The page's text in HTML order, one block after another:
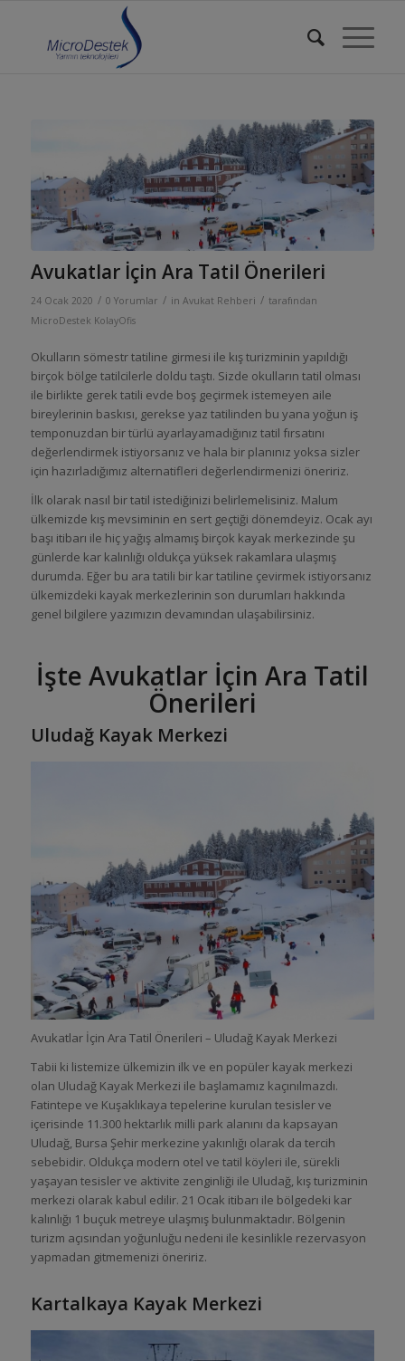
Avukatlar İçin Ara Tatil Önerileri
24 Ocak 2020 / 0 Yorumlar / in Avukat Rehberi / tarafından
MicroDestek KolayOfis
Okulların sömestr tatiline girmesi ile kış turizminin yapıldığı
birçok bölge tatilcilerle doldu taştı. Sizde okulların tatil olması
ile birlikte gerek tatili evde boş geçirmek istemeyen aile
bireylerinin baskısı, gerekse yaz tatilinden bu yana yoğun iş
temponuzdan bir türlü ayarlayamadığınız tatil fırsatını
değerlendirmek istiyorsanız ve hala bir planınız yoksa sizler
için hazırladığımız alternatifleri değerlendirmenizi öneririz.
İlk olarak nasıl bir tatil istediğinizi belirlemelisiniz. Malum
ülkemizde kış mevsiminin en sert geçtiği dönemdeyiz. Ocak ayı
başı itibarı ile hiç yağış almamış birçok kayak merkezinde şu
günlerde kar kalınlığı oldukça yüksek rakamlara ulaşmış
durumda. Eğer bu ara tatili bir kar tatiline çevirmek istiyorsanız
ülkemizdeki kayak merkezlerinin son durumları hakkında
genel bilgilere yazımızın devamından ulaşabilirsiniz.
İşte Avukatlar İçin Ara Tatil
Önerileri
Uludağ Kayak Merkezi
Avukatlar İçin Ara Tatil Önerileri – Uludağ Kayak Merkezi
Tabii ki listemize ülkemizin ilk ve en popüler kayak merkezi
olan Uludağ Kayak Merkezi ile başlamamız kaçınılmazdı.
Fatintepe ve Kuşaklıkaya tepelerine kurulan tesisler ve
içerisinde 11.300 hektarlık milli park alanını da kapsayan
Uludağ, Bursa Şehir merkezine yakınlığı olarak da tercih
sebebidir. Oldukça modern otel ve tatil köyleri ile, sürekli
yaşayan tesisler ve aktivite zenginliği ile Uludağ, kış turizminin
merkezi olarak kabul edilir. 21 Ocak itibarı ile bölgedeki kar
kalınlığı 1 buçuk metreye ulaşmış bulunmaktadır. Bölgenin
turizm açısından yoğunluğu nedeni ile kesinlikle rezervasyon
yapmadan gitmemenizi öneririz.
Kartalkaya Kayak Merkezi